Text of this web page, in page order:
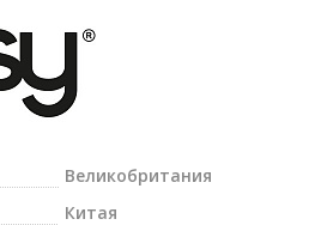
Великобритания
Китая